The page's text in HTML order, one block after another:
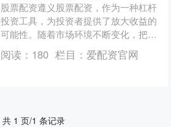
股票配资遵义股票配资，作为一种杠杆
投资工具，为投资者提供了放大收益的
可能性。随着市场环境不断变化，把握
最新配资机遇至关重要。 2. 量化交易工
具：一些配资平台提....
阅读： 180 栏目： 爱配资官网
共 1 页/1 条记录